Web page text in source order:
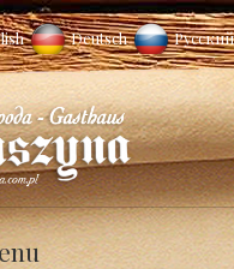
Deutsch Русский